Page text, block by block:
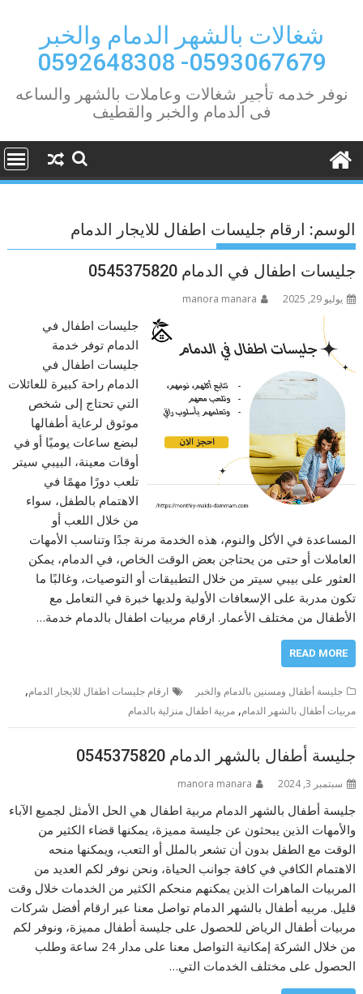
contentشغالات بالشهر الدمام والخبر
0593067679- 0592648308
نوفر خدمه تأجير شغالات وعاملات بالشهر والساعه
فى الدمام والخبر والقطيف
الوسم: ارقام جليسات اطفال للايجار الدمام
جليسات اطفال في الدمام 0545375820
يوليو 29, 2025 manora manara
جليسات اطفال في
الدمام توفر خدمة
جليسات اطفال في
الدمام راحة كبيرة للعائلات
التي تحتاج إلى شخص
موثوق لرعاية أطفالها
لبضع ساعات يوميًا أو في
أوقات معينة، البيبي سيتر
تلعب دورًا مهمًا في
الاهتمام بالطفل، سواء
من خلال اللعب أو
المساعدة في الأكل والنوم، هذه الخدمة مرنة جدًا وتناسب الأمهات
العاملات أو حتى من يحتاجن بعض الوقت الخاص، في الدمام، يمكن
العثور على بيبي سيتر من خلال التطبيقات أو التوصيات، وغالبًا ما
تكون مدربة على الإسعافات الأولية ولديها خبرة في التعامل مع
الأطفال من مختلف الأعمار. ارقام مربيات اطفال بالدمام خدمة…
READ MORE
جليسة أطفال ومسنين بالدمام والخبر ارقام جليسات اطفال للايجار الدمام,
مربيات أطفال بالشهر الدمام,مربية اطفال منزلية بالدمام
جليسة أطفال بالشهر الدمام 0545375820
سبتمبر 3, 2024 manora manara
جليسة أطفال بالشهر الدمام مربية اطفال هي الحل الأمثل لجميع الآباء
والأمهات الذين يبحثون عن جليسة مميزة، يمكنها قضاء الكثير من
الوقت مع الطفل بدون أن تشعر بالملل أو التعب، ويمكنها منحه
الاهتمام الكافي في كافة جوانب الحياة، ونحن نوفر لكم العديد من
المربيات الماهرات الذين يمكنهم منحكم الكثير من الخدمات خلال وقت
قليل. مربيه أطفال بالشهر الدمام تواصل معنا عبر ارقام أفضل شركات
مربيات أطفال الرياض للحصول على جليسة أطفال مميزة، ونوفر لكم
من خلال الشركة إمكانية التواصل معنا على مدار 24 ساعة وطلب
الحصول على مختلف الخدمات التي…